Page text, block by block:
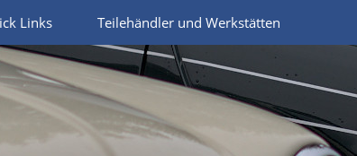
Links Teilehändler und Werkstätten